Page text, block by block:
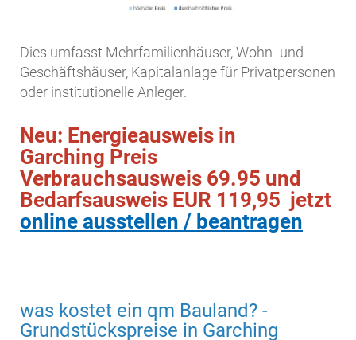
Dies umfasst Mehrfamilienhäuser, Wohn- und
Geschäftshäuser, Kapitalanlage für Privatpersonen
oder institutionelle Anleger.
Neu: Energieausweis in
Garching Preis
Verbrauchsausweis 69.95 und
Bedarfsausweis EUR 119,95 jetzt
online ausstellen / beantragen
was kostet ein qm Bauland? -
Grundstückspreise in Garching